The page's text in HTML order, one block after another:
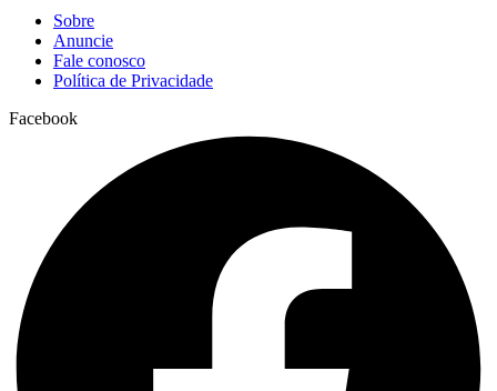
Sobre
Anuncie
Fale conosco
Política de Privacidade
Facebook